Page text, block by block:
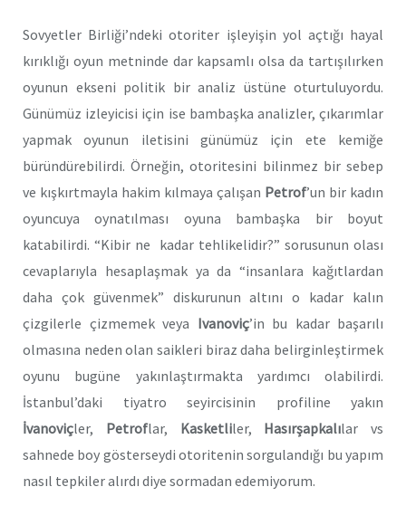
Sovyetler Birliği’ndeki otoriter işleyişin yol açtığı hayal
kırıklığı oyun metninde dar kapsamlı olsa da tartışılırken
oyunun ekseni politik bir analiz üstüne oturtuluyordu.
Günümüz izleyicisi için ise bambaşka analizler, çıkarımlar
yapmak oyunun iletisini günümüz için ete kemiğe
büründürebilirdi. Örneğin, otoritesini bilinmez bir sebep
ve kışkırtmayla hakim kılmaya çalışan Petrof’un bir kadın
oyuncuya oynatılması oyuna bambaşka bir boyut
katabilirdi. “Kibir ne kadar tehlikelidir?” sorusunun olası
cevaplarıyla hesaplaşmak ya da “insanlara kağıtlardan
daha çok güvenmek” diskurunun altını o kadar kalın
çizgilerle çizmemek veya Ivanoviç’in bu kadar başarılı
olmasına neden olan saikleri biraz daha belirginleştirmek
oyunu bugüne yakınlaştırmakta yardımcı olabilirdi.
İstanbul’daki tiyatro seyircisinin profiline yakın
İvanoviçler, Petroflar, Kasketliler, Hasırşapkalılar vs
sahnede boy gösterseydi otoritenin sorgulandığı bu yapım
nasıl tepkiler alırdı diye sormadan edemiyorum.